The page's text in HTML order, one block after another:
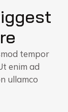
tempor
enim ad
ullamco